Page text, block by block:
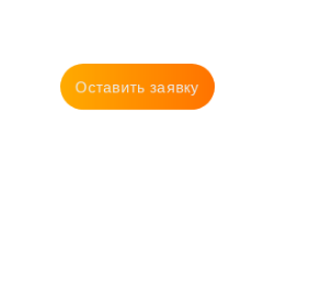
Оставить заявку